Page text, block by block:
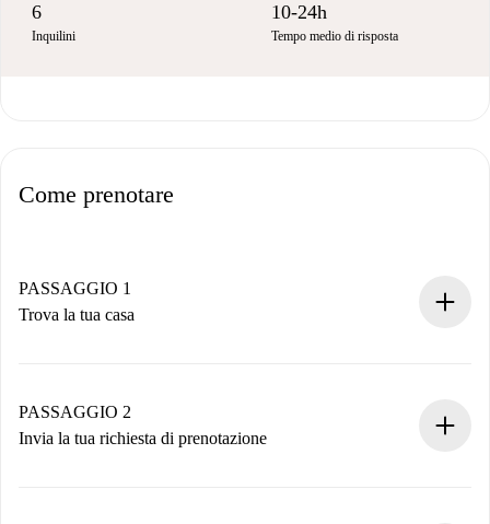
6
Inquilini
10-24h
Tempo medio di risposta
Come prenotare
PASSAGGIO 1
Trova la tua casa
Hai tutte le informazioni necessarie in anticipo.
PASSAGGIO 2
Invia la tua richiesta di prenotazione